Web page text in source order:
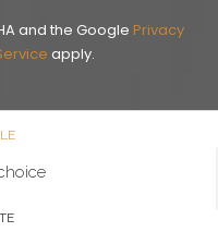
and the Google Privacy
apply.